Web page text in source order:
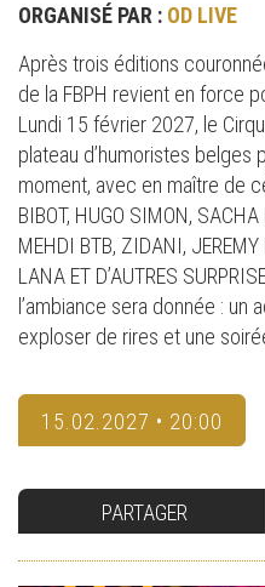
ORGANISÉ PAR : OD LIVE
Après trois éditions
de la FBPH revient en force
Lundi 15 février 2027, le
plateau d’humoristes belges
moment, avec en maître de
BIBOT, HUGO SIMON, SACHA
MEHDI BTB, ZIDANI,
LANA ET D’AUTRES
l’ambiance sera donnée : un
exploser de rires et une
15.02.2027 • 20:00
PARTAGER